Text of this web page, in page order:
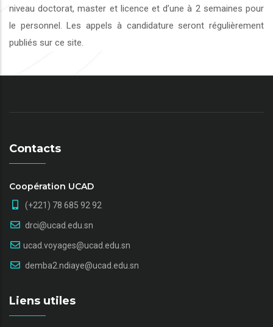
niveau doctorat, master et licence et d’une à 2 semaines pour
le personnel. Les appels à candidature seront régulièrement
publiés sur ce site.
Contacts
Coopération UCAD
(+221) 78 685 92 92
drci@ucad.edu.sn
ucad.voyages@ucad.edu.sn
demba2.ndiaye@ucad.edu.sn
Liens utiles